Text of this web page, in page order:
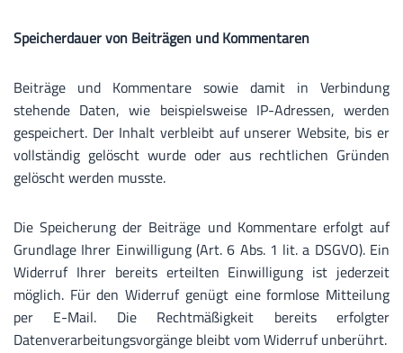
Speicherdauer von Beiträgen und Kommentaren
Beiträge und Kommentare sowie damit in Verbindung
stehende Daten, wie beispielsweise IP-Adressen, werden
gespeichert. Der Inhalt verbleibt auf unserer Website, bis er
vollständig gelöscht wurde oder aus rechtlichen Gründen
gelöscht werden musste.
Die Speicherung der Beiträge und Kommentare erfolgt auf
Grundlage Ihrer Einwilligung (Art. 6 Abs. 1 lit. a DSGVO). Ein
Widerruf Ihrer bereits erteilten Einwilligung ist jederzeit
möglich. Für den Widerruf genügt eine formlose Mitteilung
per E-Mail. Die Rechtmäßigkeit bereits erfolgter
Datenverarbeitungsvorgänge bleibt vom Widerruf unberührt.